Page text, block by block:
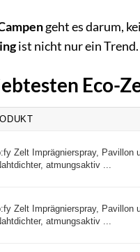
geht es darum,
ist nicht nur ein
Eco-
Zelt Imprägnierspray, Pavillon
atmungsaktiv ...
Zelt Imprägnierspray, Pavillon
atmungsaktiv ...